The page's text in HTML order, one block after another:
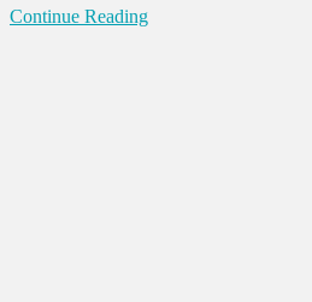
Continue Reading